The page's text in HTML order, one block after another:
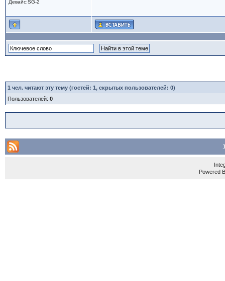
Девайс:SG-2
1 чел. читают эту тему (гостей: 1, скрытых пользователей: 0)
Пользователей: 0
Powered